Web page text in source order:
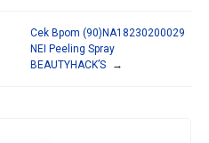
Cek Bpom (90)NA18230200029
NEI Peeling Spray
BEAUTYHACK’S
→